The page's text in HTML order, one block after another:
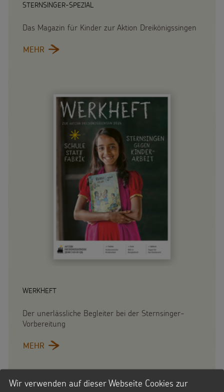
STERNSINGER-SPEZIAL
Das Magazin für Kinder zur Aktion Dreikönigssingen
MEHR
WERKHEFT
Der unerlässliche Begleiter bei der Sternsinger-
Vorbereitung
MEHR
Wir verwenden auf dieser Webseite Cookies zur